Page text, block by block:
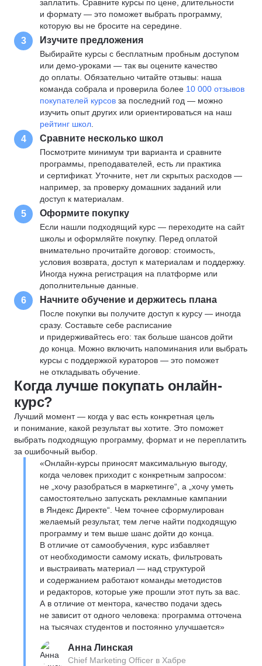
заплатить. Сравните курсы по цене, длительности
и формату — это поможет выбрать программу,
которую вы не бросите на середине.
3 Изучите предложения
Выбирайте курсы с бесплатным пробным доступом
или демо-уроками — так вы оцените качество
до оплаты. Обязательно читайте отзывы: наша
команда собрала и проверила более 10 000 отзывов
покупателей курсов за последний год — можно
изучить опыт других или ориентироваться на наш
рейтинг школ
4 Сравните несколько школ
Посмотрите минимум три варианта и сравните
программы, преподавателей, есть ли практика
и сертификат. Уточните, нет ли скрытых расходов —
например, за проверку домашних заданий или
доступ к материалам.
5 Оформите покупку
Если нашли подходящий курс — переходите на сайт
школы и оформляйте покупку. Перед оплатой
внимательно прочитайте договор: стоимость,
условия возврата, доступ к материалам и поддержку.
Иногда нужна регистрация на платформе или
дополнительные данные.
6 Начните обучение и держитесь плана
После покупки вы получите доступ к курсу — иногда
сразу. Составьте себе расписание
и придерживайтесь его: так больше шансов дойти
до конца. Можно включить напоминания или выбрать
курсы с поддержкой кураторов — это поможет
не откладывать обучение.
Когда лучше покупать онлайн-
курс?
Лучший момент — когда у вас есть конкретная цель
и понимание, какой результат вы хотите. Это поможет
выбрать подходящую программу, формат и не переплатить
за ошибочный выбор.
«Онлайн-курсы приносят максимальную выгоду,
когда человек приходит с конкретным запросом:
не „хочу разобраться в маркетинге“, а „хочу уметь
самостоятельно запускать рекламные кампании
в Яндекс Директе“. Чем точнее сформулирован
желаемый результат, тем легче найти подходящую
программу и тем выше шанс дойти до конца.
В отличие от самообучения, курс избавляет
от необходимости самому искать, фильтровать
и выстраивать материал — над структурой
и содержанием работают команды методистов
и редакторов, которые уже прошли этот путь за вас.
А в отличие от ментора, качество подачи здесь
не зависит от одного человека: программа отточена
на тысячах студентов и постоянно улучшается»
Анна Линская
Chief Marketing Officer в Хабре